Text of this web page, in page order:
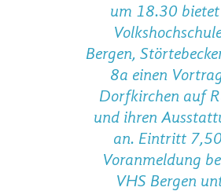
um 18.30
Bergen,
8a einen
Dorfkirchen auf
und ihren
an. Eintritt
Voranmeldung
VHS Bergen